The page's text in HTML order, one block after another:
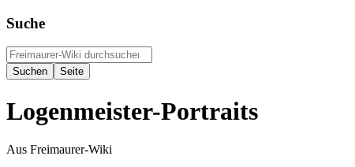
Suche
Logenmeister-Portraits
Aus Freimaurer-Wiki